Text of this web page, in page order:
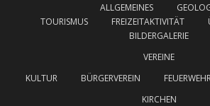
ALLGEMEINES
TOURISMUS
FREIZEITAKTIVITÄT
BILDERGALERIE
VEREINE
KULTUR
BÜRGERVEREIN
KIRCHEN